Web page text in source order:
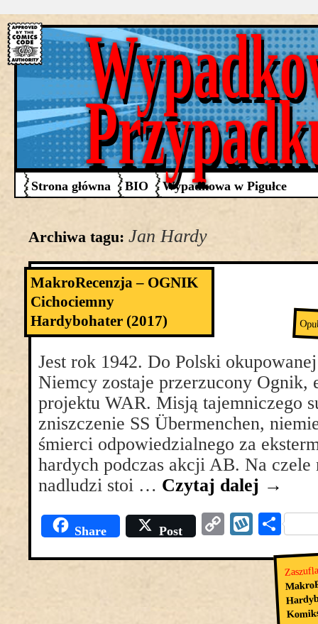
Strona główna BIO Wypadkowa w Pigułce
Archiwa tagu: Jan Hardy
MakroRecenzja – OGNIK
Cichociemny
Hardybohater (2017)
Jest rok 1942. Do Polski
Niemcy zostaje przerzucony Ognik,
projektu WAR. Misją tajemniczego
zniszczenie SS Übermenchen,
śmierci odpowiedzialnego za
hardych podczas akcji AB. Na
nadludzi stoi … Czytaj dalej →
Share Post
Copy
się